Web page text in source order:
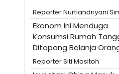
Reporter Nurtiandriyani
Ekonom Ini Menduga
Konsumsi Rumah
Ditopang Belanja
Reporter Siti Masitoh